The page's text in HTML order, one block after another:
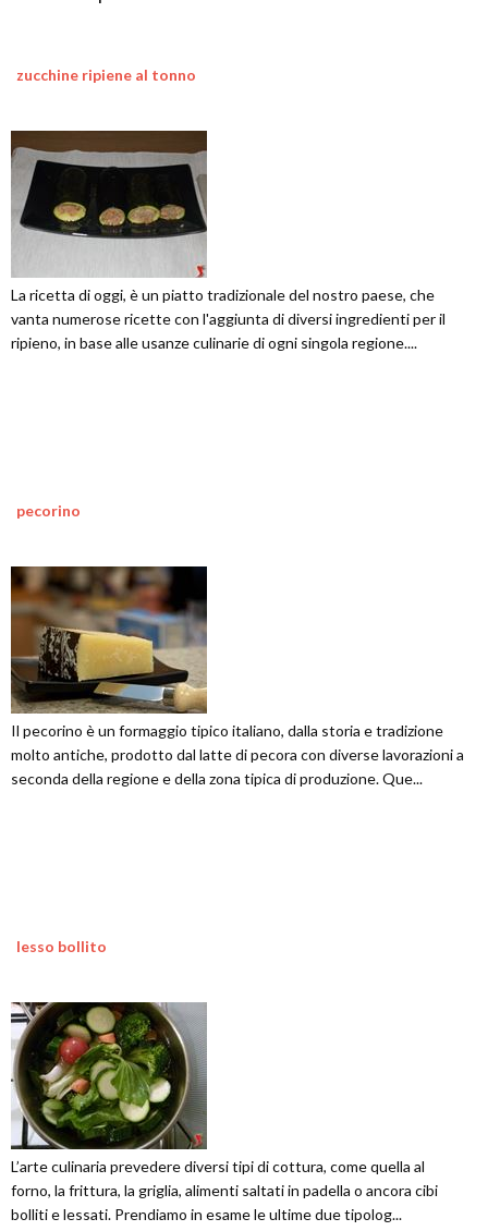
zucchine ripiene al tonno
La ricetta di oggi, è un piatto tradizionale del nostro paese, che
vanta numerose ricette con l'aggiunta di diversi ingredienti per il
ripieno, in base alle usanze culinarie di ogni singola regione....
pecorino
Il pecorino è un formaggio tipico italiano, dalla storia e tradizione
molto antiche, prodotto dal latte di pecora con diverse lavorazioni a
seconda della regione e della zona tipica di produzione. Que...
lesso bollito
L’arte culinaria prevedere diversi tipi di cottura, come quella al
forno, la frittura, la griglia, alimenti saltati in padella o ancora cibi
bolliti e lessati. Prendiamo in esame le ultime due tipolog...